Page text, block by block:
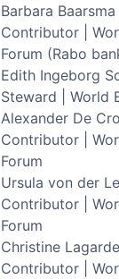
Barbara
Contributor |
Forum (Rabo
Edith Ingeborg
Steward | World
Alexander De
Contributor |
Forum
Ursula von der
Contributor |
Forum
Christine
Contributor |